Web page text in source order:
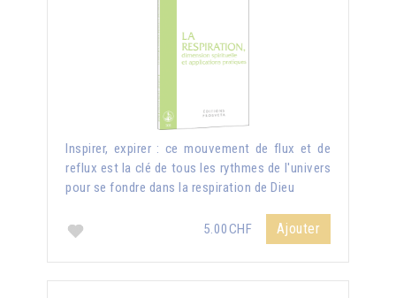
Inspirer, expirer : ce mouvement de flux et de
reflux est la clé de tous les rythmes de l'univers
pour se fondre dans la respiration de Dieu
5.00CHF Ajouter